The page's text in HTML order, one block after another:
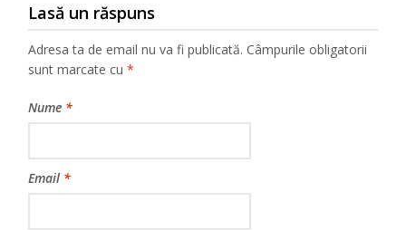
Lasă un răspuns
Adresa ta de email nu va fi publicată. Câmpurile obligatorii
sunt marcate cu*
Nume *
Email *